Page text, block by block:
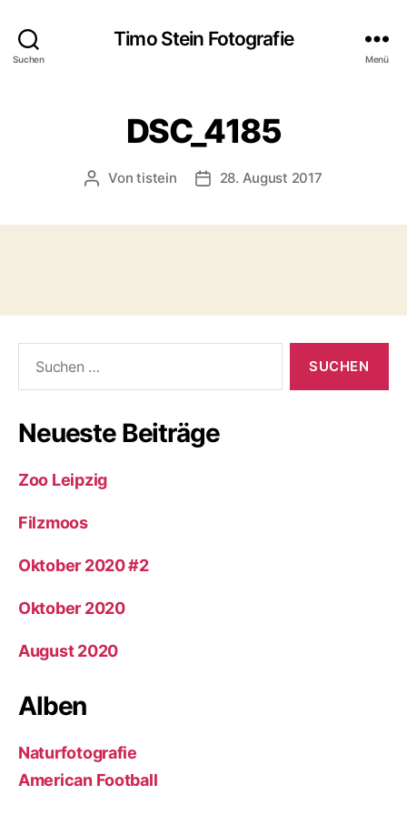
Suchen
Timo Stein Fotografie
Menü
DSC_4185
Beitragsautor
Vontistein Veröffentlichungsdatum
28. August 2017
nach:
Neueste Beiträge
Zoo Leipzig
Filzmoos
Oktober 2020 #2
Oktober 2020
August 2020
Alben
Naturfotografie
American Football